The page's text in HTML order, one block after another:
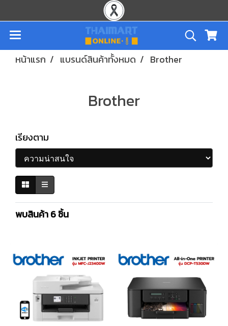
หน้าแรก แบรนด์สินค้าทั้งหมด Brother
Brother
เรียงตาม
พบสินค้า 6 ชิ้น